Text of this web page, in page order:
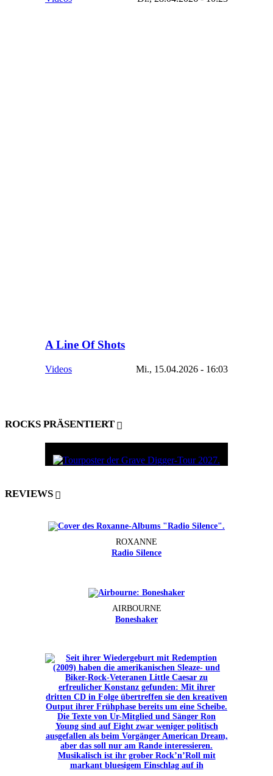
A Line Of Shots
Videos Mi., 15.04.2026 - 16:03
ROCKS PRÄSENTIERT
REVIEWS
ROXANNE
Radio Silence
AIRBOURNE
Boneshaker